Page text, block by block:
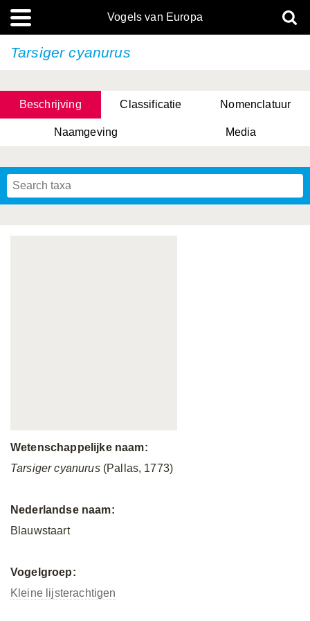
Vogels van Europa
Tarsiger cyanurus
Beschrijving Classificatie Nomenclatuur
Naamgeving Media
Wetenschappelijke naam:
Tarsiger cyanurus(Pallas, 1773)
Nederlandse naam:
Blauwstaart
Vogelgroep:
Kleine lijsterachtigen